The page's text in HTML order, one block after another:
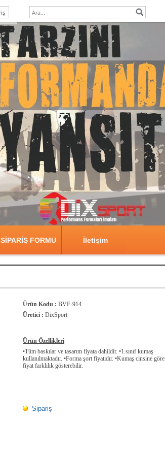
SİPARİŞ FORMU İletişim
Ürün Kodu : BVF-914
Üretici : DixSport
Ürün Özellikleri
•Tüm baskılar ve tasarım fiyata dahildir. •1.sınıf kumaş
kullanılmaktadır. •Forma şort fiyatıdır. •Kumaş cinsine göre
fiyat farklılık gösterebilir.
Sipariş